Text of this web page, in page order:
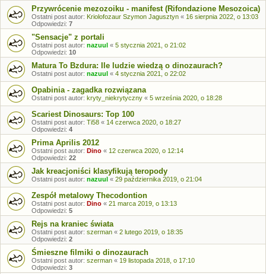
Przywrócenie mezozoiku - manifest (Rifondazione Mesozoica)
Ostatni post autor: Kriolofozaur Szymon Jagusztyn « 16 sierpnia 2022, o 13:03
Odpowiedzi: 7
"Sensacje" z portali
Ostatni post autor: nazuul « 5 stycznia 2021, o 21:02
Odpowiedzi: 10
Matura To Bzdura: Ile ludzie wiedzą o dinozaurach?
Ostatni post autor: nazuul « 4 stycznia 2021, o 22:02
Opabinia - zagadka rozwiązana
Ostatni post autor: kryty_niekrytyczny « 5 września 2020, o 18:28
Scariest Dinosaurs: Top 100
Ostatni post autor: Ti58 « 14 czerwca 2020, o 18:27
Odpowiedzi: 4
Prima Aprilis 2012
Ostatni post autor: Dino « 12 czerwca 2020, o 12:14
Odpowiedzi: 22
Jak kreacjoniści klasyfikują teropody
Ostatni post autor: nazuul « 29 października 2019, o 21:04
Zespół metalowy Thecodontion
Ostatni post autor: Dino « 21 marca 2019, o 13:13
Odpowiedzi: 5
Rejs na kraniec świata
Ostatni post autor: szerman « 2 lutego 2019, o 18:35
Odpowiedzi: 2
Śmieszne filmiki o dinozaurach
Ostatni post autor: szerman « 19 listopada 2018, o 17:10
Odpowiedzi: 3